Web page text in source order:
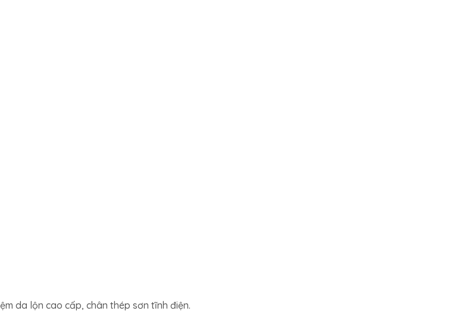
da lộn cao cấp, chân thép sơn tĩnh điện.